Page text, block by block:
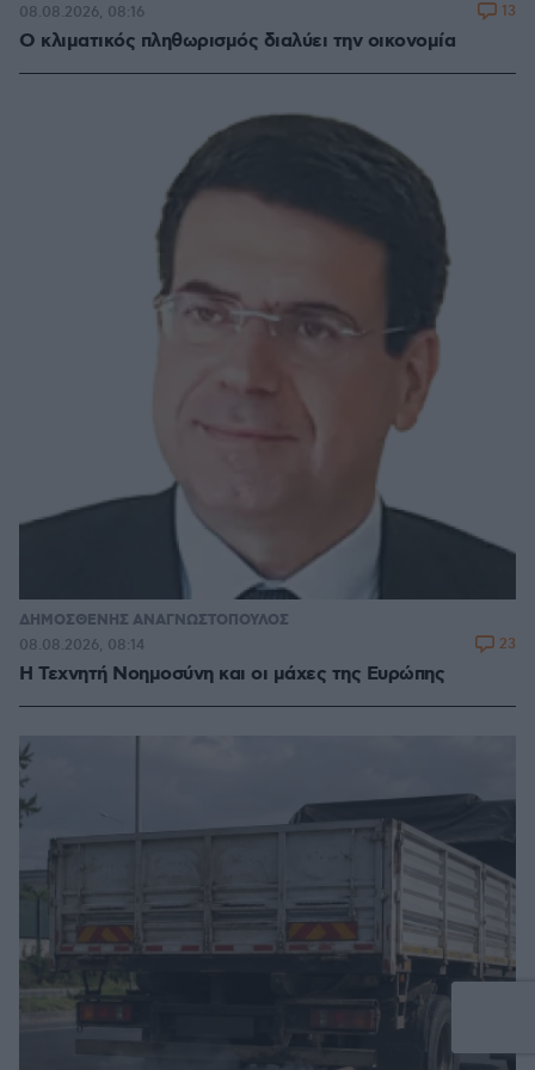
Ο κλιματικός πληθωρισμός διαλύει την οικονομία
08.08.2026, 08:16 13
ΔΗΜΟΣΘΕΝΗΣ ΑΝΑΓΝΩΣΤΟΠΟΥΛΟΣ
H Τεχνητή Νοημοσύνη και οι μάχες της Ευρώπης
08.08.2026, 08:14 23